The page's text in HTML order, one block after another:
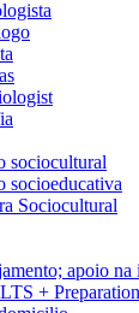
sociocultural
socioeducativa
Sociocultural
apoio
+ Preparation